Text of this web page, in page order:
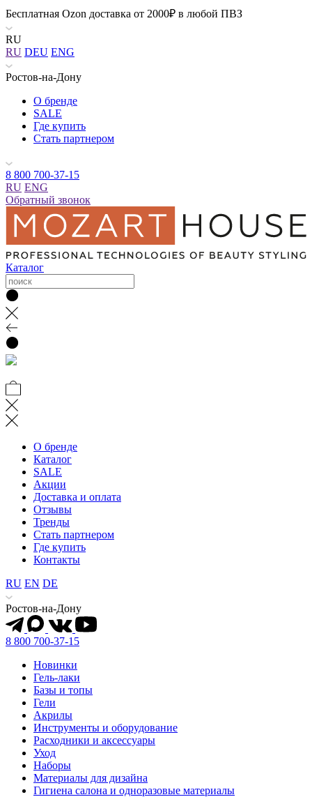
Бесплатная Ozon доставка от 2000₽ в любой ПВЗ
RU
RU DEU ENG
Ростов-на-Дону
О бренде
SALE
Где купить
Стать партнером
8 800 700-37-15
RU ENG
Обратный звонок
Каталог
О бренде
Каталог
SALE
Акции
Доставка и оплата
Отзывы
Тренды
Стать партнером
Где купить
Контакты
RU EN DE
Ростов-на-Дону
8 800 700-37-15
Новинки
Гель-лаки
Базы и топы
Гели
Акрилы
Инструменты и оборудование
Расходники и аксессуары
Уход
Наборы
Материалы для дизайна
Гигиена салона и одноразовые материалы